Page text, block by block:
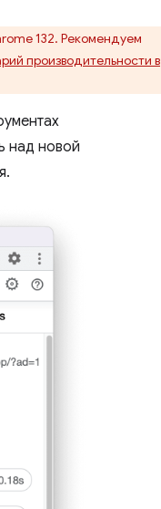
132. Рекомендуем
производительности в
над новой